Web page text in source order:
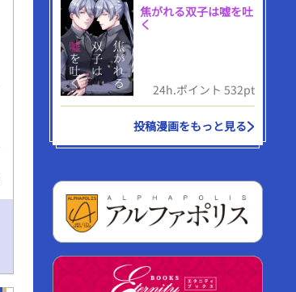
焦がれる双子は嘘を吐
く
24h.ポイント 532pt
投稿漫画をもっと見る